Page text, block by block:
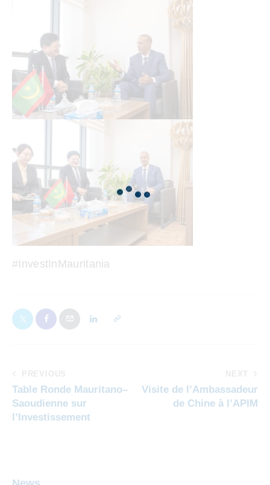
#InvestInMauritania
Table Ronde Mauritano–
Saoudienne sur
l’Investissement
Visite de l’Ambassadeur
de Chine à l’APIM